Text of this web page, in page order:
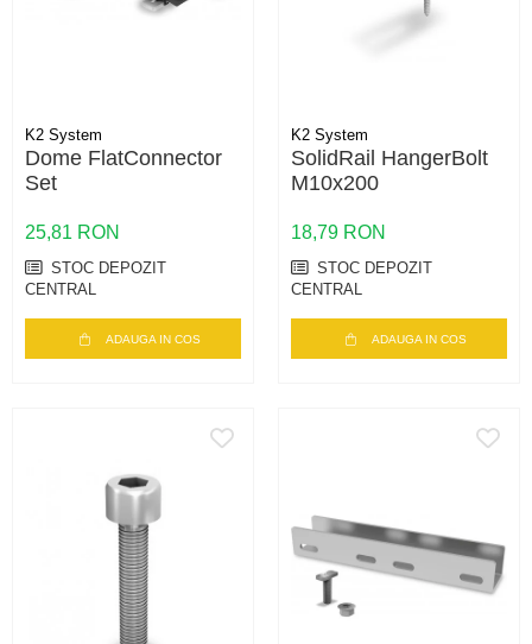
K2 System
Dome FlatConnector
Set
25,81 RON
STOC DEPOZIT
CENTRAL
ADAUGA IN COS
K2 System
SolidRail HangerBolt
M10x200
18,79 RON
STOC DEPOZIT
CENTRAL
ADAUGA IN COS